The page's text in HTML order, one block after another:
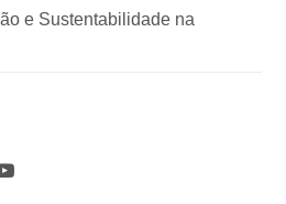
e Sustentabilidade na
Y